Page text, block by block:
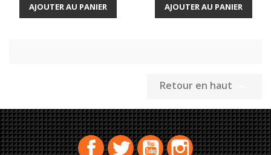
AJOUTER AU PANIER AJOUTER AU PANIER
Retour en haut
FacebookTwitterYouTubeInstagram